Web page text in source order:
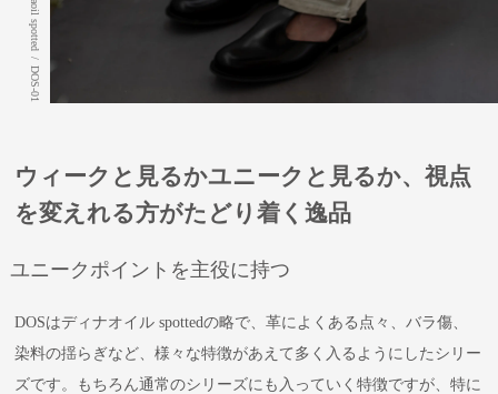
Dinaoil spotted
/
DOS-01
ウィークと見るかユニークと見るか、視点
を変えれる方がたどり着く逸品
ユニークポイントを主役に持つ
DOSはディナオイル spottedの略で、革によくある点々、バラ傷、
染料の揺らぎなど、様々な特徴があえて多く入るようにしたシリー
ズです。もちろん通常のシリーズにも入っていく特徴ですが、特に